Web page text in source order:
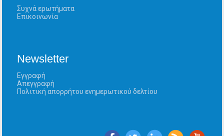
Συχνά ερωτήματα
Επικοινωνία
Newsletter
Εγγραφή
Απεγγραφή
Πολιτική απορρήτου ενημερωτικού δελτίου